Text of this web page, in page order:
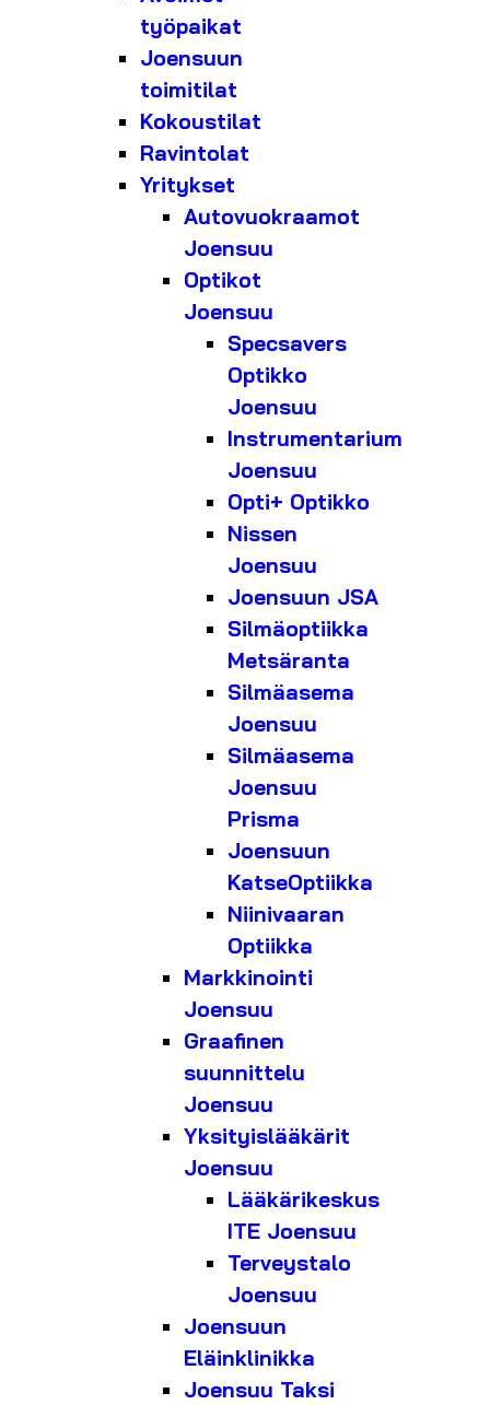
työpaikat
Joensuun
toimitilat
Kokoustilat
Ravintolat
Yritykset
Autovuokraamot
Joensuu
Optikot
Joensuu
Specsavers
Optikko
Joensuu
Instrumentarium
Joensuu
Opti+ Optikko
Nissen
Joensuu
Joensuun JSA
Silmäoptiikka
Metsäranta
Silmäasema
Joensuu
Silmäasema
Joensuu
Prisma
Joensuun
KatseOptiikka
Niinivaaran
Optiikka
Markkinointi
Joensuu
Graafinen
suunnittelu
Joensuu
Yksityislääkärit
Joensuu
Lääkärikeskus
ITE Joensuu
Terveystalo
Joensuu
Joensuun
Eläinklinikka
Joensuu Taksi